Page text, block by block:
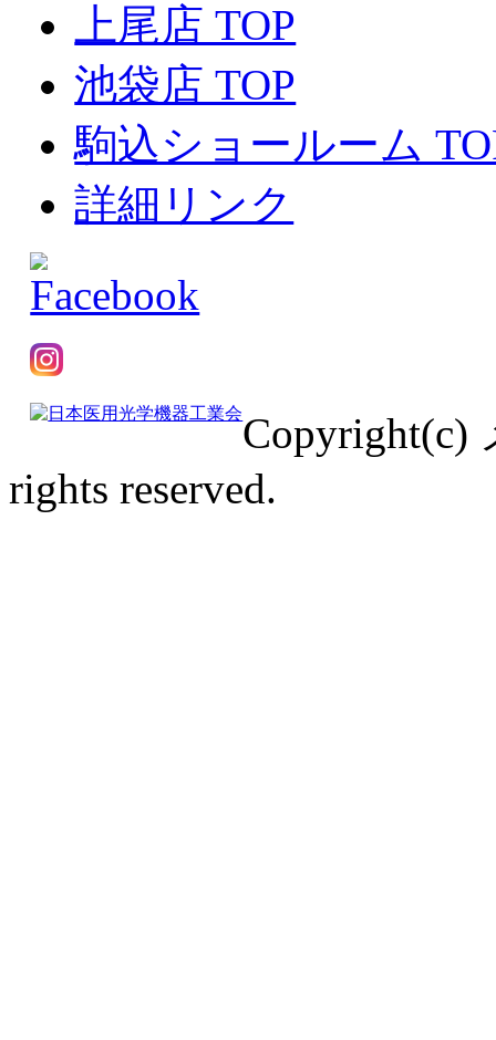
上尾店 TOP
池袋店 TOP
駒込ショールーム
詳細リンク
rights reserved.